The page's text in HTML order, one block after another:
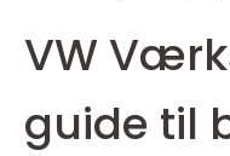
VW
guide til